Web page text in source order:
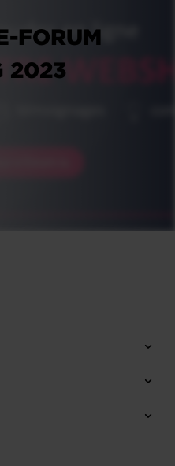
FORUM
2023